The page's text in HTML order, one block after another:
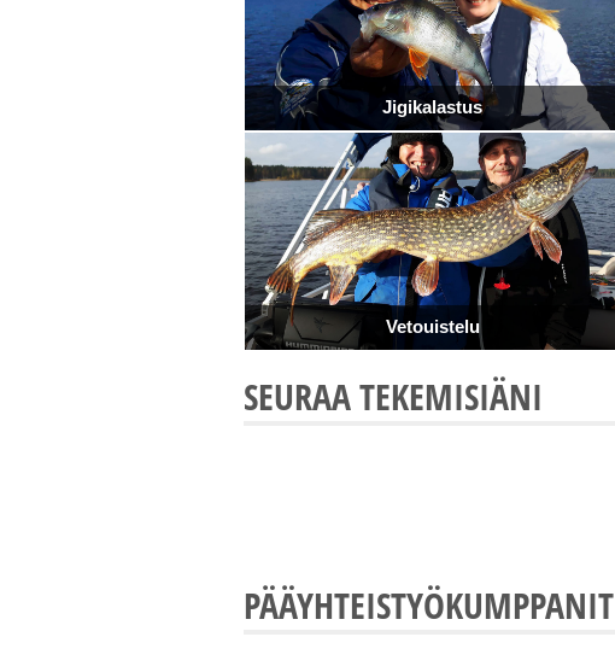
Jigikalastus
Vetouistelu
SEURAA TEKEMISIÄNI
PÄÄYHTEISTYÖKUMPPANIT